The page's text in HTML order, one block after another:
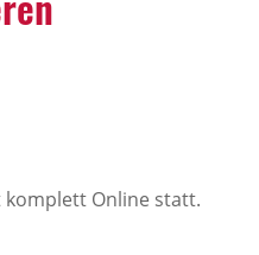
Online statt.